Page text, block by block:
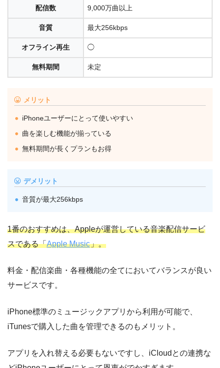
配信数 9,000万曲以上
音質 最大256kbps
オフライン再生 ◯
無料期間 未定
メリット
iPhoneユーザーにとって使いやすい
曲を楽しむ機能が揃っている
無料期間が長くプランもお得
デメリット
音質が最大256kbps
1番のおすすめは、Appleが運営している音楽配信サービ
スである「Apple Music」。
料金・配信楽曲・各種機能の全てにおいてバランスが良い
サービスです。
iPhone標準のミュージックアプリから利用が可能で、
iTunesで購入した曲を管理できるのもメリット。
アプリを入れ替える必要もないですし、iCloudとの連携な